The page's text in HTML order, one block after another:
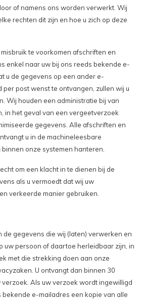
of namens ons worden verwerkt. Wij
rechten dit zijn en hoe u zich op deze
te voorkomen afschriften en
enkel naar uw bij ons reeds bekende e-
u de gegevens op een ander e-
post wenst te ontvangen, zullen wij u
Wij houden een administratie bij van
in het geval van een vergeetverzoek
gegevens. Alle afschriften en
u in de machineleesbare
onze systemen hanteren.
om een klacht in te dienen bij de
als u vermoedt dat wij uw
verkeerde manier gebruiken.
de gegevens die wij (laten) verwerken en
uw persoon of daartoe herleidbaar zijn, in
met die strekking doen aan onze
U ontvangt dan binnen 30
Als uw verzoek wordt ingewilligd
bekende e-mailadres een kopie van alle